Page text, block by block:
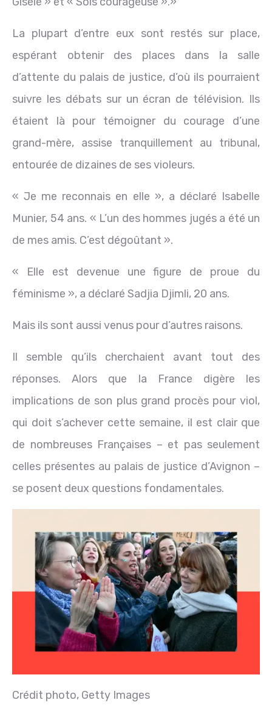
La plupart d’entre eux sont restés sur place,
espérant obtenir des places dans la salle
d’attente du palais de justice, d’où ils pourraient
suivre les débats sur un écran de télévision. Ils
étaient là pour témoigner du courage d’une
grand-mère, assise tranquillement au tribunal,
entourée de dizaines de ses violeurs.
« Je me reconnais en elle », a déclaré Isabelle
Munier, 54 ans. « L’un des hommes jugés a été un
de mes amis. C’est dégoûtant ».
« Elle est devenue une figure de proue du
féminisme », a déclaré Sadjia Djimli, 20 ans.
Mais ils sont aussi venus pour d’autres raisons.
Il semble qu’ils cherchaient avant tout des
réponses. Alors que la France digère les
implications de son plus grand procès pour viol,
qui doit s’achever cette semaine, il est clair que
de nombreuses Françaises – et pas seulement
celles présentes au palais de justice d’Avignon –
se posent deux questions fondamentales.
Crédit photo, Getty Images